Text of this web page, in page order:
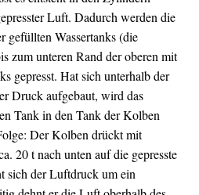
Luft. Dadurch werden die
gefüllten Wassertanks (die
zum unteren Rand der oberen mit
gepresst. Hat sich unterhalb der
Druck aufgebaut, wird das
Tank in den Tank der Kolben
Der Kolben drückt mit
20 t nach unten auf die gepresste
sich der Luftdruck um ein